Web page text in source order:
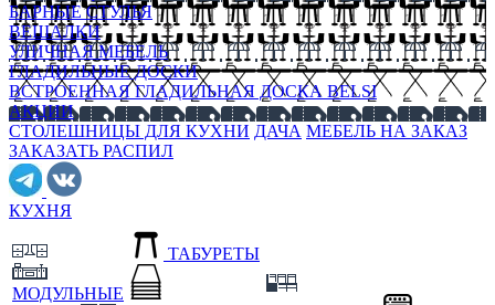
БАРНЫЕ СТУЛЬЯ
ВЕШАЛКИ
УЛИЧНАЯ МЕБЕЛЬ
ГЛАДИЛЬНЫЕ ДОСКИ
ВСТРОЕННАЯ ГЛАДИЛЬНАЯ ДОСКА BELSI
АКЦИИ
СТОЛЕШНИЦЫ ДЛЯ КУХНИ ДАЧА МЕБЕЛЬ НА ЗАКАЗ
ЗАКАЗАТЬ РАСПИЛ
КУХНЯ
МОДУЛЬНЫЕ
ТАБУРЕТЫ